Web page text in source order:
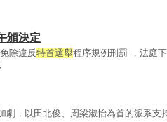
頒決定
除違反特首選舉程序規例刑罰 ，法庭
劇，以田北俊、周梁淑怡為首的派系支